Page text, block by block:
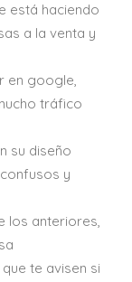
está haciendo
a la venta y
en google,
tráfico
su diseño
y
los anteriores,
te avisen si